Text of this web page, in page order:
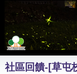
行事曆
最新活動
活動花絮
課程一覽表
社區回饋-[草屯